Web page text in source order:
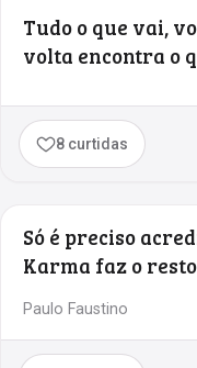
Tudo o que vai,
volta encontra o
8 curtidas
Só é preciso
Karma faz o
Paulo Faustino